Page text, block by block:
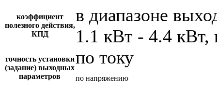
коэффициент
полезного действия,
КПД
в диапазоне
1.1 кВт - 4.4 кВт,
точность установки
(задание) выходных
параметров
по току
по напряжению